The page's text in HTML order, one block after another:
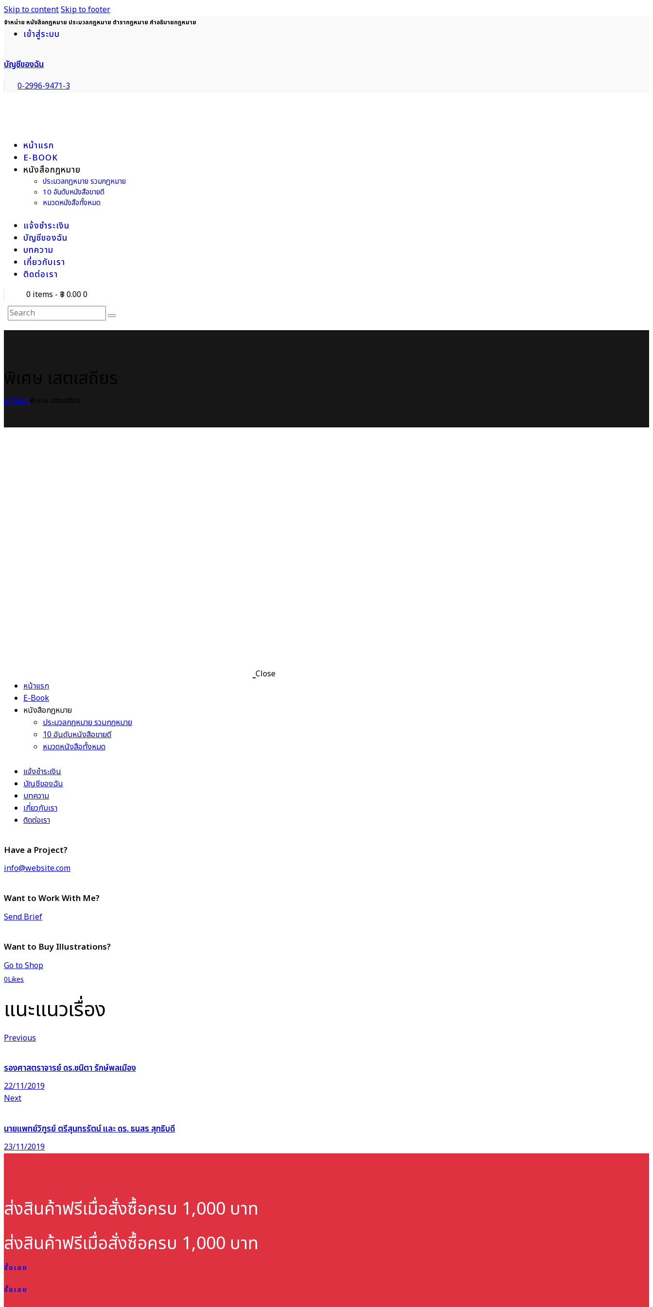
Skip to contentSkip to footer
จำหน่าย หนังสือกฎหมาย ประมวลกฎหมาย ตำรากฎหมาย คำอธิบายกฎหมาย
เข้าสู่ระบบ
บัญชีของฉัน
0-2996-9471-3
หน้าแรก
E-BOOK
หนังสือกฎหมาย
ประมวลกฎหมาย รวมกฎหมาย
10 อันดับหนังสือขายดี
หมวดหนังสือทั้งหมด
แจ้งชำระเงิน
บัญชีของฉัน
บทความ
เกี่ยวกับเรา
ติดต่อเรา
0 items - ฿ 0.000
หน้าแรก
Close
หน้าแรก
E-Book
หนังสือกฎหมาย
ประมวลกฎหมาย รวมกฎหมาย
10 อันดับหนังสือขายดี
หมวดหนังสือทั้งหมด
แจ้งชำระเงิน
บัญชีของฉัน
บทความ
เกี่ยวกับเรา
ติดต่อเรา
Have a Project?
info@website.com
Want to Work With Me?
Send Brief
Want to Buy Illustrations?
Go to Shop
0Likes
แนะแนวเรื่อง
Previous
รองศาสตราจารย์ ดร.ชนิตา รักษ์พลเมือง
22/11/2019
Next
นายแพทย์วิฑูรย์ ตรีสุนทรรัตน์ และ ดร. ธนสร สุทธิบดี
23/11/2019
ส่งสินค้าฟรีเมื่อสั่งซื้อครบ 1,000 บาท
ส่งสินค้าฟรีเมื่อสั่งซื้อครบ 1,000 บาท
ซื้อเลย
ซื้อเลย